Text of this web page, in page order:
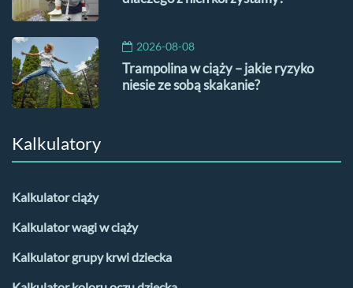
2026-08-08
Trampolina w ciąży – jakie ryzyko
niesie ze sobą skakanie?
Kalkulatory
Kalkulator ciąży
Kalkulator wagi w ciąży
Kalkulator grupy krwi dziecka